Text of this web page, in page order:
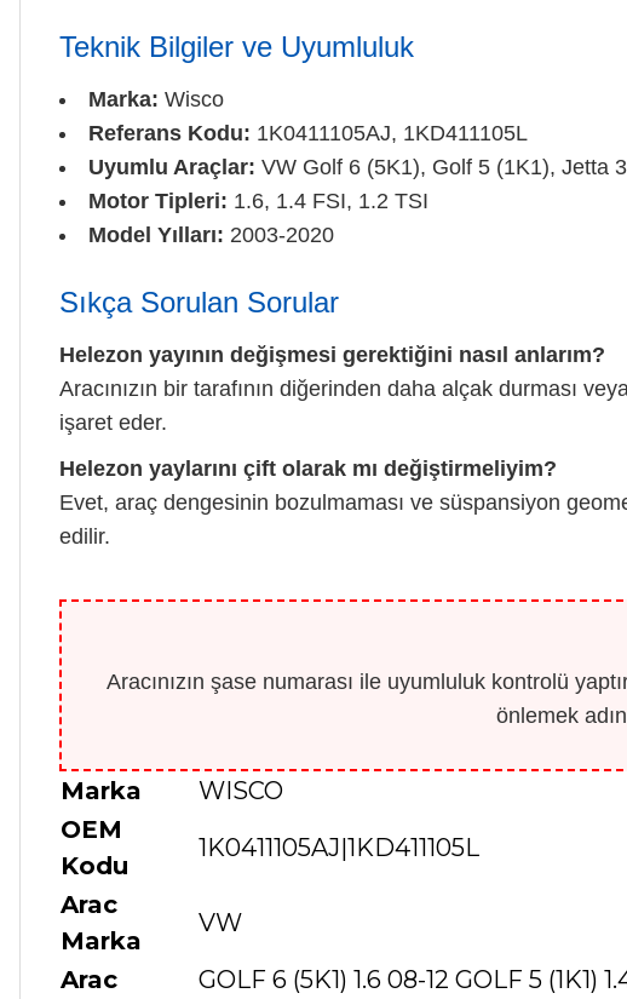
Teknik Bilgiler ve Uyumluluk
Marka: Wisco
Referans Kodu: 1K0411105AJ, 1KD411105L
Uyumlu Araçlar: VW Golf 6 (5K1), Golf 5 (1K1), Jetta
Motor Tipleri: 1.6, 1.4 FSI, 1.2 TSI
Model Yılları: 2003-2020
Sıkça Sorulan Sorular
Helezon yayının değişmesi gerektiğini nasıl anlarım?
Aracınızın bir tarafının diğerinden daha alçak durması veya
işaret eder.
Helezon yaylarını çift olarak mı değiştirmeliyim?
Evet, araç dengesinin bozulmaması ve süspansiyon
edilir.
Aracınızın şase numarası ile uyumluluk kontrolü
önlemek
Marka
WISCO
OEM
Kodu
1K0411105AJ|1KD411105L
Arac
Marka
VW
Arac
GOLF 6 (5K1) 1.6 08-12 GOLF 5 (1K1)